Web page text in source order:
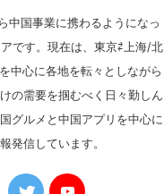
中国事業に携わるようになっ
です。現在は、東京⇄上海/北
中心に各地を転々としながら
の需要を掴むべく日々勤しん
グルメと中国アプリを中心に
発信しています。